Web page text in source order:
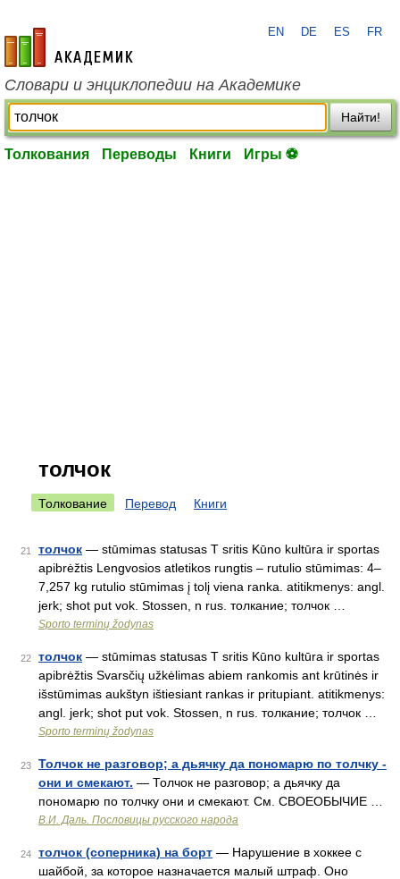
academic.ru
EN DE ES FR
Словари и энциклопедии на Академике
Найти!
Толкования Переводы Книги Игры ⚽
толчок
Толкование Перевод Книги
21 толчок — stūmimas statusas T sritis Kūno kultūra ir sportas
apibrėžtis Lengvosios atletikos rungtis – rutulio stūmimas: 4–
7,257 kg rutulio stūmimas į tolį viena ranka. atitikmenys: angl.
jerk; shot put vok. Stossen, n rus. толкание; толчок …
Sporto terminų žodynas
22 толчок — stūmimas statusas T sritis Kūno kultūra ir sportas
apibrėžtis Svarsčių užkėlimas abiem rankomis ant krūtinės ir
išstūmimas aukštyn ištiesiant rankas ir pritupiant. atitikmenys:
angl. jerk; shot put vok. Stossen, n rus. толкание; толчок …
Sporto terminų žodynas
23
Толчок не разговор; а дьячку да пономарю по толчку -
они и смекают. — Толчок не разговор; а дьячку да
пономарю по толчку они и смекают. См. СВОЕОБЫЧИЕ …
В.И. Даль. Пословицы русского народа
24 толчок (соперника) на борт — Нарушение в хоккее с
шайбой, за которое назначается малый штраф. Оно